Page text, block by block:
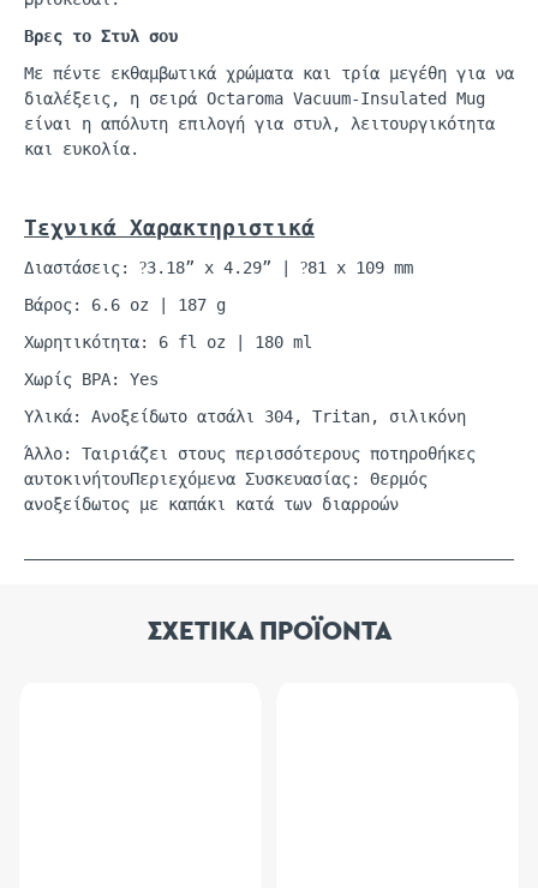
Βρες το Στυλ σου
Με πέντε εκθαμβωτικά χρώματα και τρία μεγέθη για να
διαλέξεις, η σειρά Octaroma Vacuum-Insulated
Mug
είναι η απόλυτη επιλογή για στυλ, λειτουργικότητα
και ευκολία.
Τεχνικά Χαρακτηριστικά
Διαστάσεις: ?3.18” x 4.29” | ?81 x 109 mm
Βάρος: 6.6 oz | 187 g
Χωρητικότητα: 6 fl oz | 180 ml
Χωρίς BPA: Yes
Υλικά: Ανοξείδωτο ατσάλι 304, Tritan, σιλικόνη
Άλλο: Ταιριάζει στους περισσότερους ποτηροθήκες
αυτοκινήτουΠεριεχόμενα Συσκευασίας: Θερμός
ανοξείδωτος με καπάκι κατά των διαρροών
ΣΧΕΤΙΚΑ ΠΡΟΪΟΝΤΑ